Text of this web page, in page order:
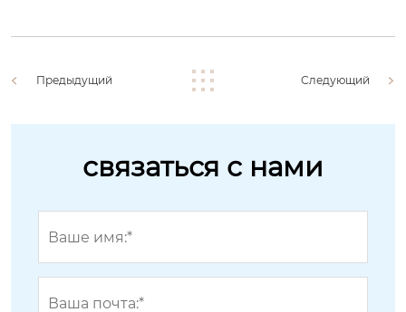
Предыдущий Следующий
связаться с нами